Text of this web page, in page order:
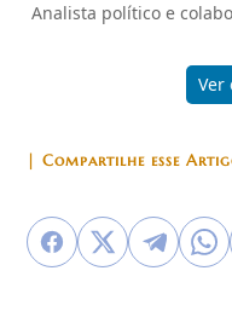
Analista político e
Ver
| Compartilhe esse